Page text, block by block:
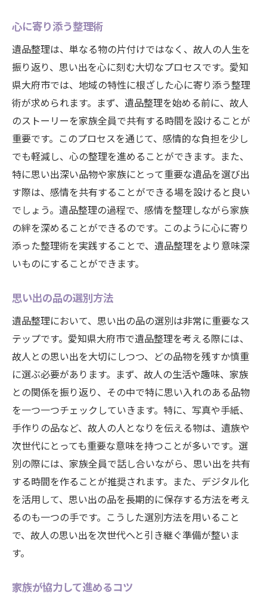
心に寄り添う整理術
遺品整理は、単なる物の片付けではなく、故人の人生を
振り返り、思い出を心に刻む大切なプロセスです。愛知
県大府市では、地域の特性に根ざした心に寄り添う整理
術が求められます。まず、遺品整理を始める前に、故人
のストーリーを家族全員で共有する時間を設けることが
重要です。このプロセスを通じて、感情的な負担を少し
でも軽減し、心の整理を進めることができます。また、
特に思い出深い品物や家族にとって重要な遺品を選び出
す際は、感情を共有することができる場を設けると良い
でしょう。遺品整理の過程で、感情を整理しながら家族
の絆を深めることができるのです。このように心に寄り
添った整理術を実践することで、遺品整理をより意味深
いものにすることができます。
思い出の品の選別方法
遺品整理において、思い出の品の選別は非常に重要なス
テップです。愛知県大府市で遺品整理を考える際には、
故人との思い出を大切にしつつ、どの品物を残すか慎重
に選ぶ必要があります。まず、故人の生活や趣味、家族
との関係を振り返り、その中で特に思い入れのある品物
を一つ一つチェックしていきます。特に、写真や手紙、
手作りの品など、故人の人となりを伝える物は、遺族や
次世代にとっても重要な意味を持つことが多いです。選
別の際には、家族全員で話し合いながら、思い出を共有
する時間を作ることが推奨されます。また、デジタル化
を活用して、思い出の品を長期的に保存する方法を考え
るのも一つの手です。こうした選別方法を用いること
で、故人の思い出を次世代へと引き継ぐ準備が整いま
す。
家族が協力して進めるコツ